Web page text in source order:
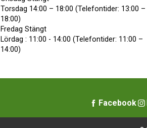
Torsdag 14:00 – 18:00 (Telefontider: 13:00 –
18:00)
Fredag Stängt
Lördag : 11:00 - 14:00 (Telefontider: 11:00 –
14:00)
Facebook